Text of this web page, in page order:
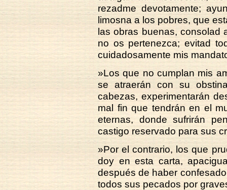
rezadme devotamente;
limosna a los pobres, que
las obras buenas, consolad
no os pertenezca; evitad
cuidadosamente mis
»Los que no cumplan mis
se atraerán con su
cabezas, experimentarán
mal fin que tendrán en el
eternas, donde sufrirán
castigo reservado para sus
»Por el contrario, los que
doy en esta carta,
después de haber
todos sus pecados por